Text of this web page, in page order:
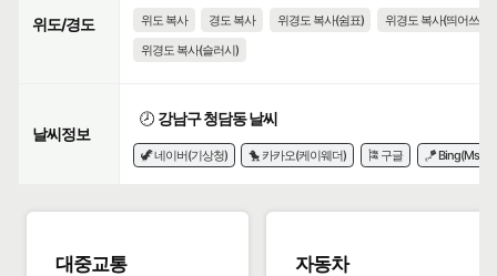
위도/경도 위도 복사 경도 복사 위경도 복사(쉼표)
위경도 복사(띄어쓰기)
위경도 복사(슬러시)
날씨정보
🕗 강남구 청담동 날씨
🦖 네이버(기상청) 🐤 카카오(케이웨더) 🎏 구글 🪁 Bing(Msn)
대중교통
자동차